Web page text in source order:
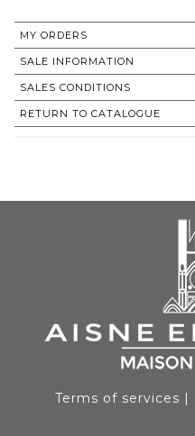
MY ORDERS
SALE INFORMATION
SALES CONDITIONS
RETURN TO CATALOGUE
Terms of services |